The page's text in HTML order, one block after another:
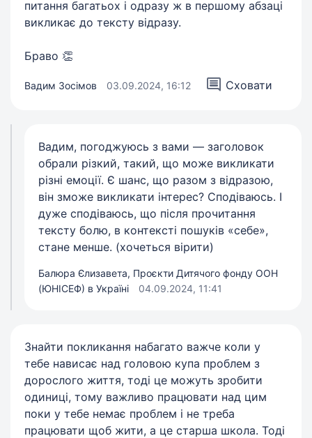
питання багатьох і одразу ж в першому абзаці
викликає до тексту відразу.
Браво 👏
Вадим Зосімов 03.09.2024, 16:12 Сховати
Вадим, погоджуюсь з вами — заголовок
обрали різкий, такий, що може викликати
різні емоції. Є шанс, що разом з відразою,
він зможе викликати інтерес? Сподіваюсь. І
дуже сподіваюсь, що після прочитання
тексту болю, в контексті пошуків «себе»,
стане менше. (хочеться вірити)
Балюра Єлизавета, Проєкти Дитячого фонду ООН
(ЮНІСЕФ) в Україні
04.09.2024, 11:41
Знайти покликання набагато важче коли у
тебе нависає над головою купа проблем з
дорослого життя, тоді це можуть зробити
одиниці, тому важливо працювати над цим
поки у тебе немає проблем і не треба
працювати щоб жити, а це старша школа. Тоді